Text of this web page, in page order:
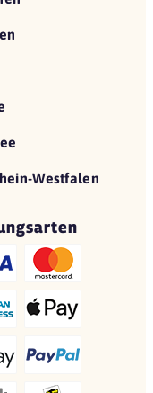
Westfalen